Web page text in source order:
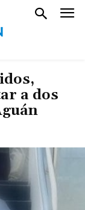
a dos